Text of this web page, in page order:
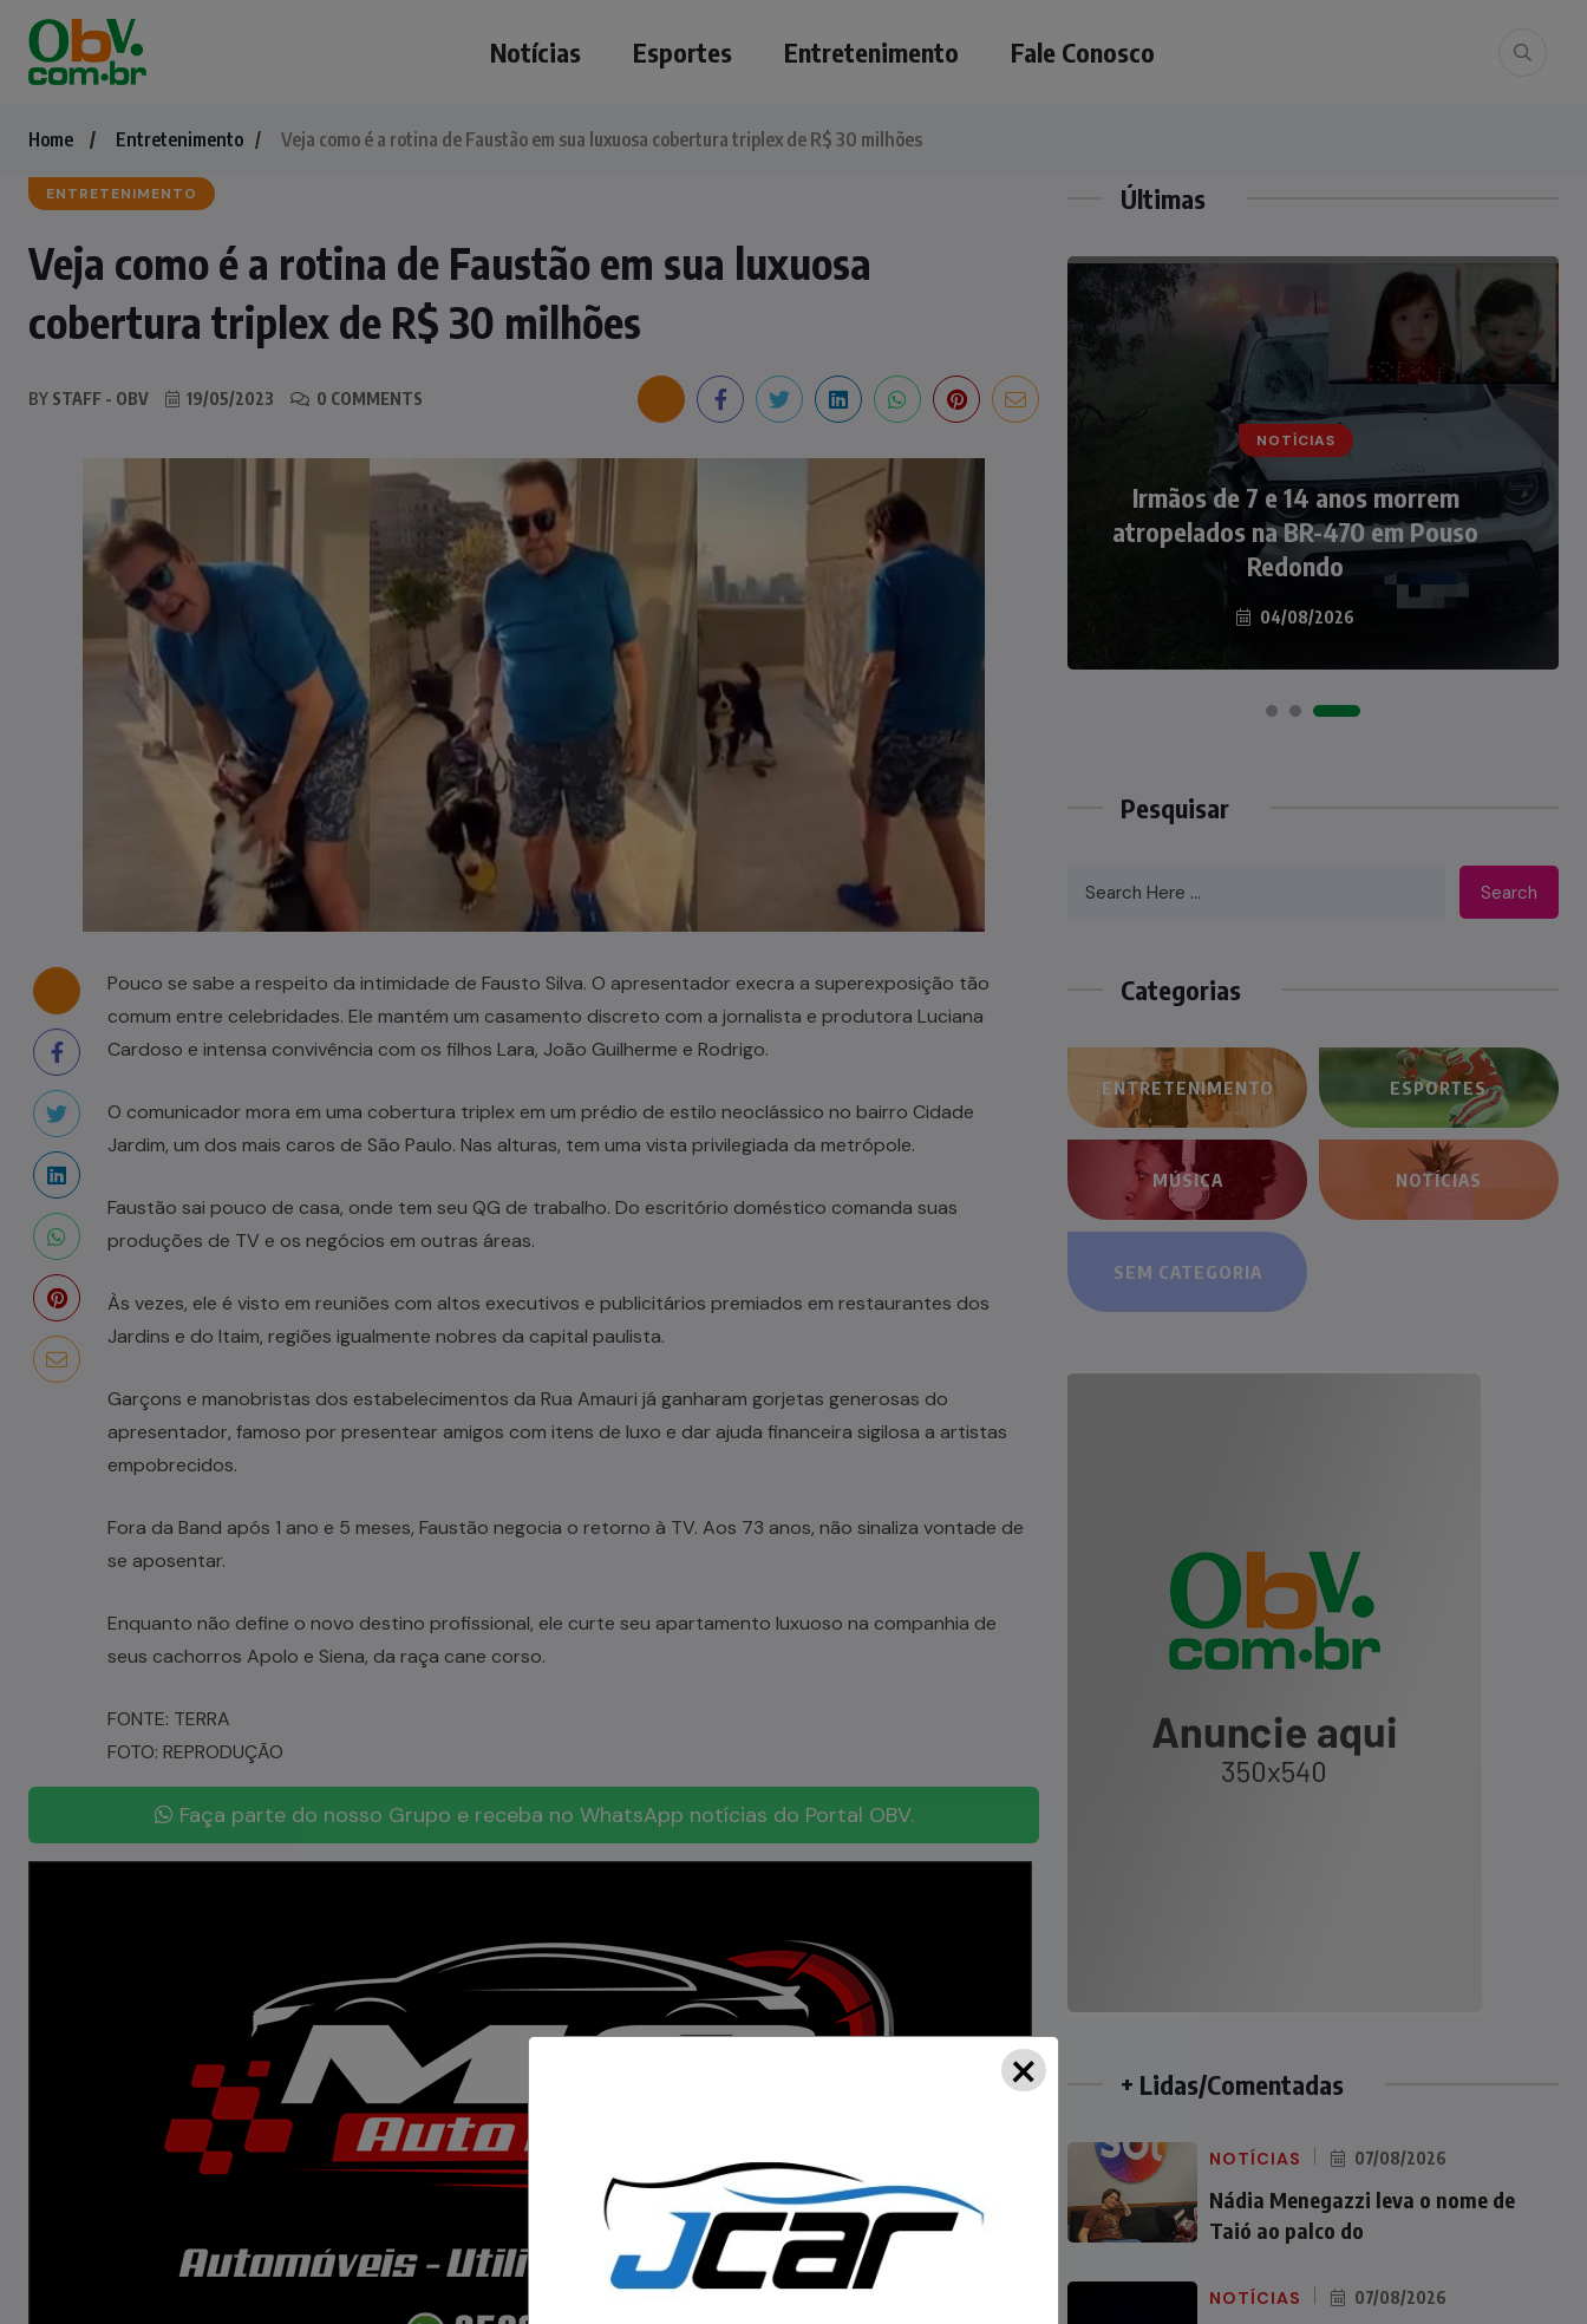
Notícias Esportes Entretenimento Fale Conosco
Home Entretenimento Veja como é a rotina de Faustão em sua luxuosa cobertura triplex de R$ 30 milhões
ENTRETENIMENTO
Veja como é a rotina de Faustão em sua luxuosa
cobertura triplex de R$ 30 milhões
BY STAFF - OBV 19/05/2023 0 COMMENTS
Pouco se sabe a respeito da intimidade de Fausto Silva. O apresentador execra a superexposição tão
comum entre celebridades. Ele mantém um casamento discreto com a jornalista e produtora Luciana
Cardoso e intensa convivência com os filhos Lara, João Guilherme e Rodrigo.
O comunicador mora em uma cobertura triplex em um prédio de estilo neoclássico no bairro Cidade
Jardim, um dos mais caros de São Paulo. Nas alturas, tem uma vista privilegiada da metrópole.
Faustão sai pouco de casa, onde tem seu QG de trabalho. Do escritório doméstico comanda suas
produções de TV e os negócios em outras áreas.
Às vezes, ele é visto em reuniões com altos executivos e publicitários premiados em restaurantes dos
Jardins e do Itaim, regiões igualmente nobres da capital paulista.
Garçons e manobristas dos estabelecimentos da Rua Amauri já ganharam gorjetas generosas do
apresentador, famoso por presentear amigos com itens de luxo e dar ajuda financeira sigilosa a artistas
empobrecidos.
Fora da Band após 1 ano e 5 meses, Faustão negocia o retorno à TV. Aos 73 anos, não sinaliza vontade de
se aposentar.
Enquanto não define o novo destino profissional, ele curte seu apartamento luxuoso na companhia de
seus cachorros Apolo e Siena, da raça cane corso.
FONTE: TERRA
FOTO: REPRODUÇÃO
Faça parte do nosso Grupo e receba no WhatsApp notícias do Portal OBV.
Últimas
Casal de idosos fica ferido após
veículo capotar em Pouso Redondo
07/08/2026
NOTÍCIAS
Irmãos de 7 e 14 anos morrem
atropelados na BR-470 em Pouso
Redondo
04/08/2026
NOTÍCIAS
Nádia Menegazzi leva o nome de
Taió ao palco do Programa Silvio
Santos
07/08/2026
Pesquisar
Search
Categorias
ENTRETENIMENTO ESPORTES
MÚSICA NOTÍCIAS
SEM CATEGORIA
+ Lidas/Comentadas
NOTÍCIAS 07/08/2026
Nádia Menegazzi leva o nome de
Taió ao palco do
NOTÍCIAS 07/08/2026
×